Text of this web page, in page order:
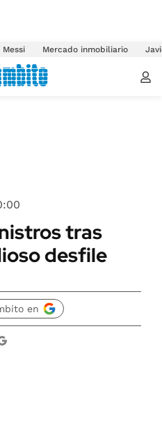
Messi Mercado inmobiliario
tras
desfile
en